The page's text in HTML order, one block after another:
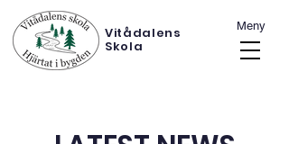
Vitådalens
Skola
Meny